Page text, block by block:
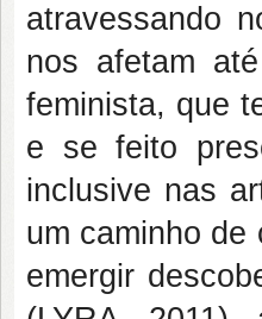
atravessando
nos afetam
feminista, que
e se feito
inclusive nas
um caminho de
emergir